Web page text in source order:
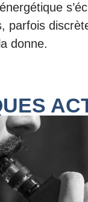
parfois
donne.